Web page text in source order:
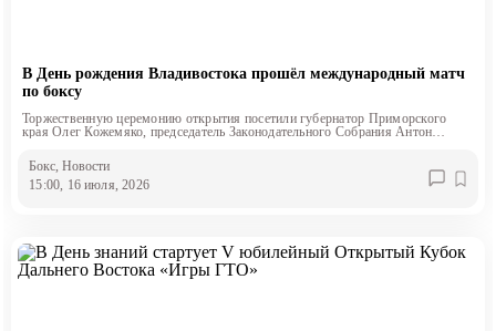
В День рождения Владивостока прошёл международный матч
по боксу
Торжественную церемонию открытия посетили губернатор Приморского
края Олег Кожемяко, председатель Законодательного Собрания Антон
Бокс, Новости
15:00, 16 июля, 2026